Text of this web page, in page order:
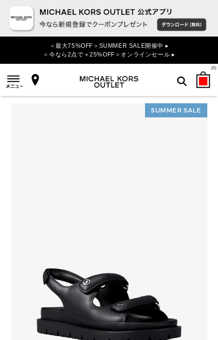
＜最大75%OFF＞SUMMER SALE開催中 ▸
＜今なら2点で＋25%OFF＞オンラインセール ▸
(0)
検索
SUMMER SALE